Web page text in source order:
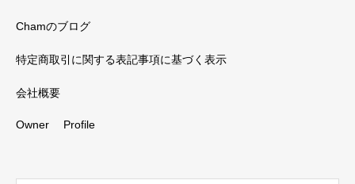
Chamのブログ
特定商取引に関する表記事項に基づく表示
会社概要
Owner Profile